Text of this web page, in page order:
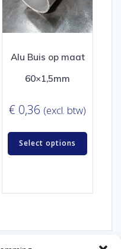
Alu Buis op maat
60×1,5mm
€ 0,36 (excl. btw)
Select options